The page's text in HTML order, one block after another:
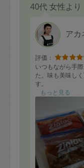
40代 女性より
アカ
評価：
いつもながら手
た。味も美味し
す。
もっと見る